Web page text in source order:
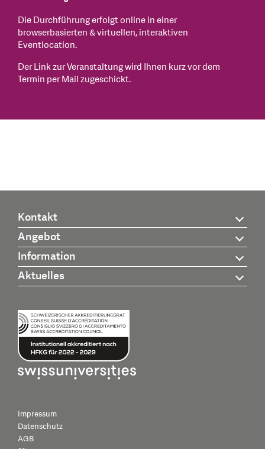
Die Durchführung erfolgt online in einer
browserbasierten & virtuellen, interaktiven
Eventlocation.
Der Link zur Veranstaltung wird Ihnen kurz vor dem
Termin per Mail zugeschickt.
Kontakt
Angebot
Information
Aktuelles
Impressum
Datenschutz
AGB